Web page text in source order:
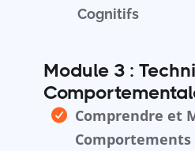
Cognitifs
Module 3 :
Comprendre et
Comportements